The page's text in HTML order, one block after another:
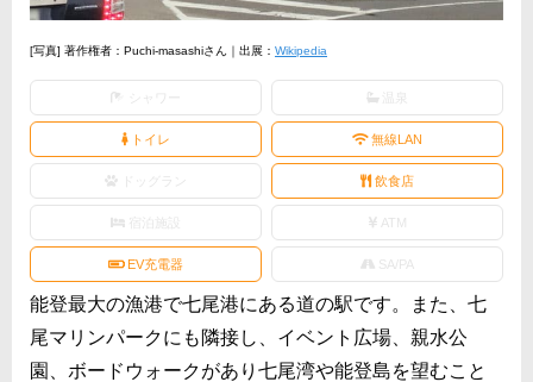
[写真] 著作権者：Puchi-masashiさん｜出展： Wikipedia
トイレ 無線LAN
ドッグラン 飲食店
宿泊施設 ATM
EV充電器 SA/PA
能登最大の漁港で七尾港にある道の駅です。また、七
尾マリンパークにも隣接し、イベント広場、親水公
園、ボードウォークがあり七尾湾や能登島を望むこと